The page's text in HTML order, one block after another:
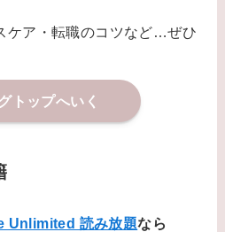
ケア・転職のコツなど…ぜひ
トップへいく
Unlimited 読み放題なら